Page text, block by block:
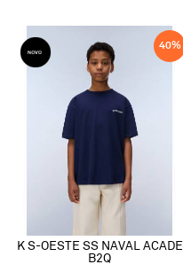
40%
K S-OESTE SS NAVAL ACADE
B2Q